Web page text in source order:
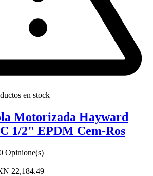
en stock
Motorizada Hayward
1/2" EPDM Cem-Ros
Opinione(s)
22,184.49